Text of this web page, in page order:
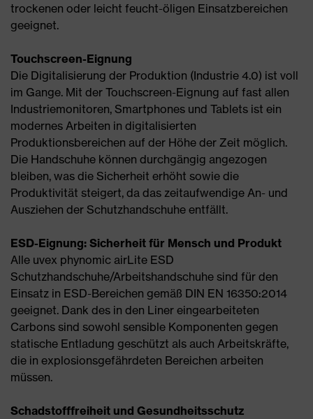
trockenen oder leicht feucht-öligen Einsatzbereichen
geeignet.
Touchscreen-Eignung
Die Digitalisierung der Produktion (Industrie 4.0) ist voll
im Gange. Mit der Touchscreen-Eignung auf fast allen
Industriemonitoren, Smartphones und Tablets ist ein
modernes Arbeiten in digitalisierten
Produktionsbereichen auf der Höhe der Zeit möglich.
Die Handschuhe können durchgängig angezogen
bleiben, was die Sicherheit erhöht sowie die
Produktivität steigert, da das zeitaufwendige An- und
Ausziehen der Schutzhandschuhe entfällt.
ESD-Eignung: Sicherheit für Mensch und Produkt
Alle uvex phynomic airLite ESD
Schutzhandschuhe/Arbeitshandschuhe sind für den
Einsatz in ESD-Bereichen gemäß DIN EN 16350:2014
geeignet. Dank des in den Liner eingearbeiteten
Carbons sind sowohl sensible Komponenten gegen
statische Entladung geschützt als auch Arbeitskräfte,
die in explosionsgefährdeten Bereichen arbeiten
müssen.
Schadstofffreiheit und Gesundheitsschutz